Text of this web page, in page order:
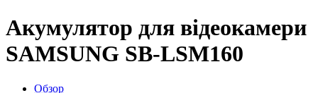
Акумулятор для відеокамери
SAMSUNG SB-LSM160
Обзор